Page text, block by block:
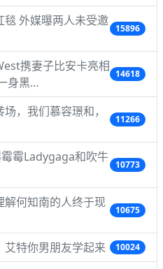
外媒曝两人未受邀
15896
携妻子比安卡亮相
身黑…
14618
，我们慕容璟和，
11266
霉Ladygaga和吹牛
10773
解何知南的人终于现
10675
特你男朋友学起来 10024